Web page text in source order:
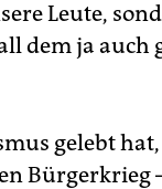
Leute,
dem ja auch
gelebt
Bürgerkrieg